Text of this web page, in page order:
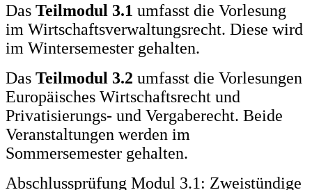
Das Teilmodul 3.1 umfasst die Vorlesung
im Wirtschaftsverwaltungsrecht. Diese wird
im Wintersemester gehalten.
Das Teilmodul 3.2 umfasst die Vorlesungen
Europäisches Wirtschaftsrecht und
Privatisierungs- und Vergaberecht. Beide
Veranstaltungen werden im
Sommersemester gehalten.
Abschlussprüfung Modul 3.1 : Zweistündige